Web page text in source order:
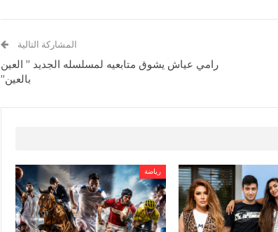
المشاركة التالية
رامي عياش يشوق متابعيه لمسلسله الجديد ” العين
بالعين”
رياضة